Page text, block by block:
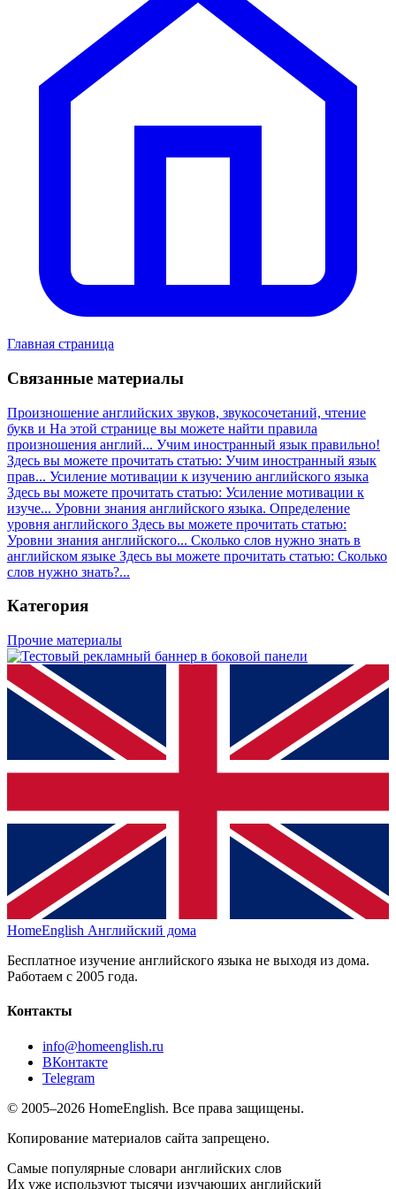
Главная страница
Связанные материалы
Произношение английских звуков, звукосочетаний, чтение
букв и На этой странице вы можете найти правила
произношения англий... Учим иностранный язык правильно!
Здесь вы можете прочитать статью: Учим иностранный язык
прав... Усиление мотивации к изучению английского языка
Здесь вы можете прочитать статью: Усиление мотивации к
изуче... Уровни знания английского языка. Определение
уровня английского Здесь вы можете прочитать статью:
Уровни знания английского... Сколько слов нужно знать в
английском языке Здесь вы можете прочитать статью: Сколько
слов нужно знать?...
Категория
Прочие материалы
HomeEnglish Английский дома
Бесплатное изучение английского языка не выходя из дома.
Работаем с 2005 года.
Контакты
info@homeenglish.ru
ВКонтакте
Telegram
© 2005–2026 HomeEnglish. Все права защищены.
Копирование материалов сайта запрещено.
Самые популярные словари английских слов
Их уже используют тысячи изучающих английский